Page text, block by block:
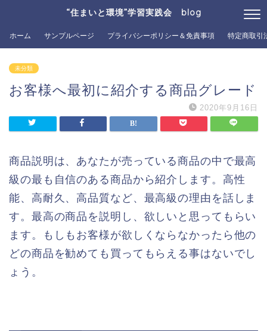
“住まいと環境”学習実践会 blog
ホーム サンプルページ プライバシーポリシー＆免責事項 特定商取引
未分類
お客様へ最初に紹介する商品グレード
2020年9月16日
商品説明は、あなたが売っている商品の中で最高
級の最も自信のある商品から紹介します。高性
能、高耐久、高品質など、最高級の理由を話しま
す。最高の商品を説明し、欲しいと思ってもらい
ます。もしもお客様が欲しくならなかったら他の
どの商品を勧めても買ってもらえる事はないでし
ょう。